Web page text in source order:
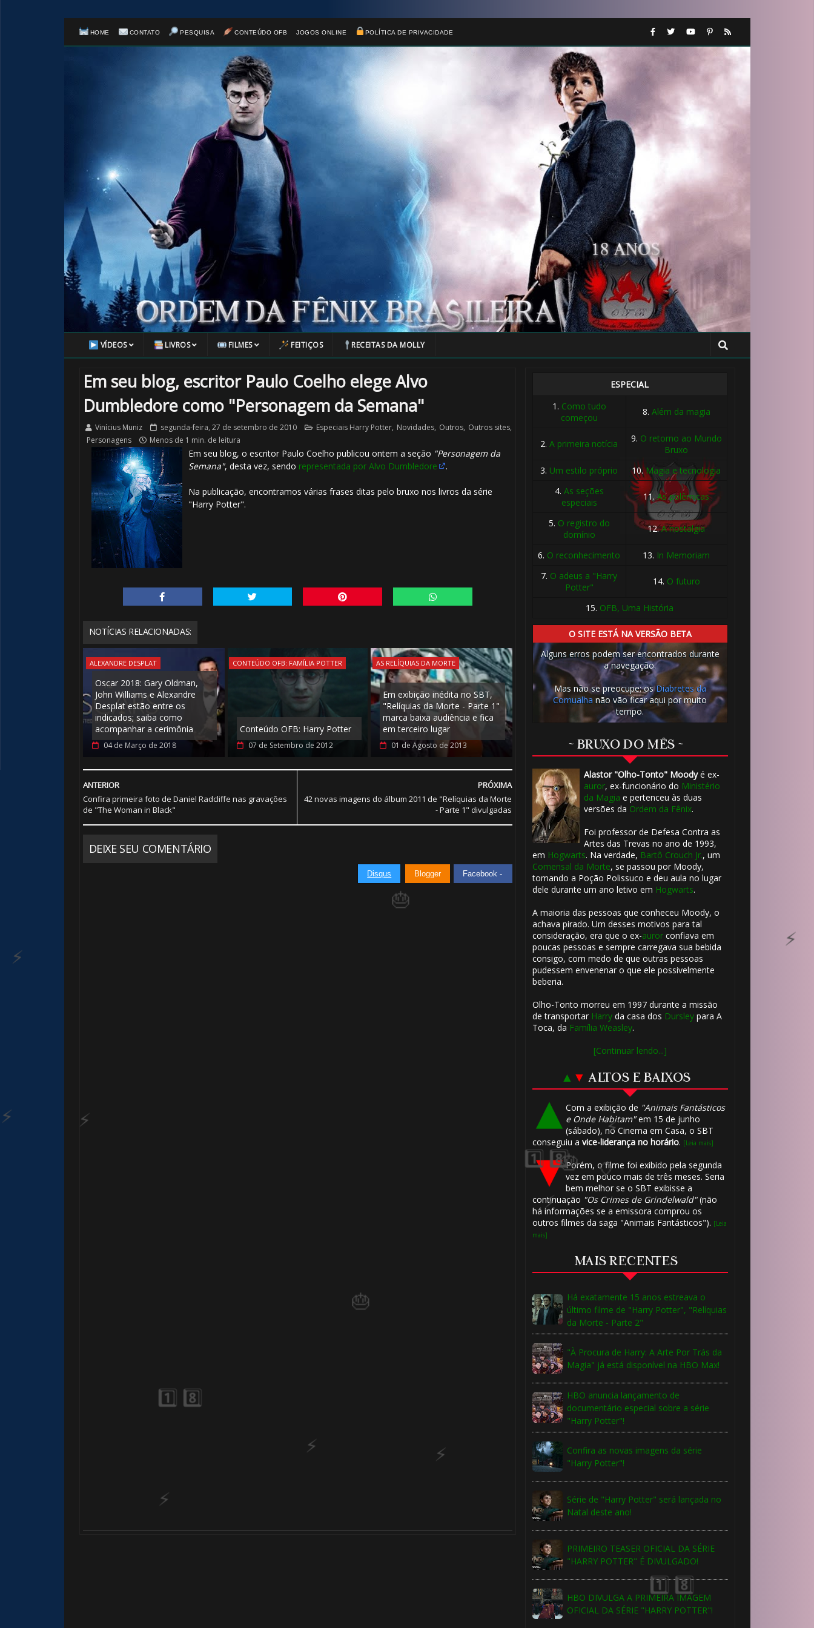
HOME CONTATO PESQUISA CONTEÚDO OFB JOGOS ONLINE POLÍTICA DE PRIVACIDADE
VÍDEOS LIVROS FILMES FEITIÇOS RECEITAS DA MOLLY
Em seu blog, escritor Paulo Coelho elege Alvo
Dumbledore como "Personagem da Semana"
Vinícius Muniz segunda-feira, 27 de setembro de 2010 Especiais Harry Potter, Novidades, Outros, Outros sites,
Personagens
Menos de 1 min. de leitura
Em seu blog, o escritor Paulo Coelho publicou ontem a seção "Personagem da
Semana", desta vez, sendo representada por Alvo Dumbledore .
Na publicação, encontramos várias frases ditas pelo bruxo nos livros da série
"Harry Potter".
NOTÍCIAS RELACIONADAS:
ALEXANDRE DESPLAT
Oscar 2018: Gary Oldman,
John Williams e Alexandre
Desplat estão entre os
indicados; saiba como
acompanhar a cerimônia
04 de Março de 2018
CONTEÚDO OFB: FAMÍLIA POTTER
Conteúdo OFB: Harry Potter
07 de Setembro de 2012
AS RELÍQUIAS DA MORTE
Em exibição inédita no SBT,
"Relíquias da Morte - Parte 1"
marca baixa audiência e fica
em terceiro lugar
01 de Agosto de 2013
PRÓXIMA
42 novas imagens do álbum 2011 de "Relíquias da Morte
- Parte 1" divulgadas
ANTERIOR
Confira primeira foto de Daniel Radcliffe nas gravações
de "The Woman in Black"
DEIXE SEU COMENTÁRIO
Disqus Blogger Facebook -
ESPECIAL
1. Como tudo
começou
8. Além da magia
2.A primeira notícia 9. O retorno ao Mundo
Bruxo
3. Um estilo próprio 10.Magia e tecnologia
4. As seções
especiais
11.As polêmicas
5. O registro do
domínio
12.A nostalgia
6. O reconhecimento 13. In Memoriam
7. O adeus a "Harry
Potter"
14. O futuro
15. OFB, Uma História
O SITE ESTÁ NA VERSÃO BETA
Alguns erros podem ser encontrados durante
a navegação.
Mas não se preocupe: osDiabretes da
Cornualha não vão ficar aqui por muito
tempo.
~ BRUXO DO MÊS ~
Alastor "Olho-Tonto" Moodyé ex-
auror, ex-funcionário do Ministério
da Magia e pertenceu às duas
versões da Ordem da Fênix.
Foi professor de Defesa Contra as
Artes das Trevas no ano de 1993,
em Hogwarts. Na verdade, Bartô Crouch Jr., um
Comensal da Morte, se passou por Moody,
tomando a Poção Polissuco e deu aula no lugar
dele durante um ano letivo em Hogwarts.
A maioria das pessoas que conheceu Moody, o
achava pirado. Um desses motivos para tal
consideração, era que o ex-aurorconfiava em
poucas pessoas e sempre carregava sua bebida
consigo, com medo de que outras pessoas
pudessem envenenar o que ele possivelmente
beberia.
Olho-Tonto morreu em 1997 durante a missão
de transportar Harryda casa dos Dursleypara A
Toca, da Família Weasley.
[Continuar lendo...]
▲ ▼ ALTOS E BAIXOS
Com a exibição de "Animais Fantásticos
e Onde Habitam"em 15 de junho
(sábado), no Cinema em Casa, o SBT
conseguiu a vice-liderança no horário. [Leia mais]
Porém, o filme foi exibido pela segunda
vez em pouco mais de três meses. Seria
bem melhor se o SBT exibisse a
continuação "Os Crimes de Grindelwald"(não
há informações se a emissora comprou os
outros filmes da saga "Animais Fantásticos"). [Leia
mais]
MAIS RECENTES
Há exatamente 15 anos estreava o
último filme de "Harry Potter", "Relíquias
da Morte - Parte 2"
"À Procura de Harry: A Arte Por Trás da
Magia" já está disponível na HBO Max!
HBO anuncia lançamento de
documentário especial sobre a série
"Harry Potter"!
Confira as novas imagens da série
"Harry Potter"!
Série de "Harry Potter" será lançada no
Natal deste ano!
PRIMEIRO TEASER OFICIAL DA SÉRIE
"HARRY POTTER" É DIVULGADO!
HBO DIVULGA A PRIMEIRA IMAGEM
OFICIAL DA SÉRIE "HARRY POTTER"!
🎂
⚡
🎂
⚡
🎈
⚡
1️⃣ 8️⃣
1️⃣ 8️⃣
1️⃣ 8️⃣
🎈